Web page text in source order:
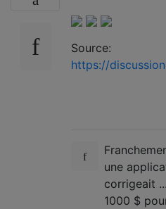
Source:
https://
une
corrigeait
1000 $